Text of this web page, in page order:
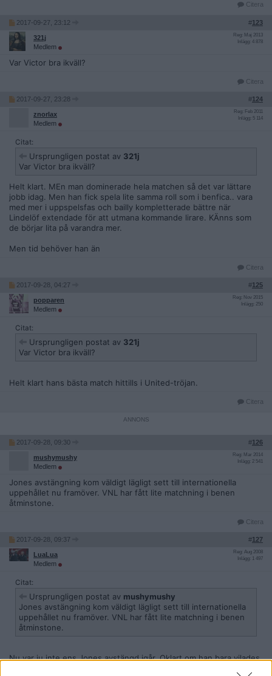
Citera
2017-09-27, 23:12 #123
321j
Medlem
Reg: Maj 2013
Inlägg: 4 878
Var Victor bra ikväll?
Citera
2017-09-27, 23:28 #124
znorlax
Medlem
Reg: Feb 2011
Inlägg: 5 114
Citat:
Ursprungligen postat av 321j
Var Victor bra ikväll?
Helt klart. MEn man dominerade hela matchen så det var lättare
jobb idag. Men han fick spela lite samma roll som i benfica.. vara
med mer i uppspelsfas och bailly kompletterade bättre när
Lindelöf extendade för att utmana kommande lirare. KÄnns som
de börjar lita på varandra mer.
Men tid behöver han än
Citera
2017-09-28, 04:27 #125
popparen
Medlem
Reg: Nov 2015
Inlägg: 250
Citat:
Ursprungligen postat av 321j
Var Victor bra ikväll?
Helt klart hans bästa match hittills i United-tröjan.
Citera
2017-09-28, 09:30 #126
mushymushy
Medlem
Reg: Mar 2014
Inlägg: 2 541
Jones avstängning kom väldigt lägligt sett till internationella
uppehållet nu framöver. VNL har fått lite matchning i benen
åtminstone.
Citera
2017-09-28, 09:37 #127
LuaLua
Medlem
Reg: Aug 2008
Inlägg: 1 497
Citat:
Ursprungligen postat av mushymushy
Jones avstängning kom väldigt lägligt sett till internationella
uppehållet nu framöver. VNL har fått lite matchning i benen
åtminstone.
Nu var ju inte ens Jones avstängd igår. Oklart om han bara vilades